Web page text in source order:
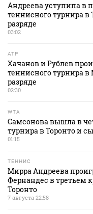
Андреева уступипа в
теннисного турнира в
разряде
03:02
ATP
Хачанов и Рублев
теннисного турнира
разряде
02:30
WTA
Самсонова вышла в
турнира в Торонто и
01:15
ТЕННИС
Мирра Андреева
Фернандес в третьем
Торонто
7 августа 22:58